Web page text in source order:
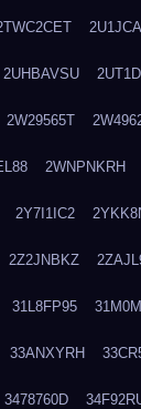
2UHBAVSU
2W29565T
2WNPNKRH
2Y7I1IC2
2Z2JNBKZ
31L8FP95
33ANXYRH
3478760D